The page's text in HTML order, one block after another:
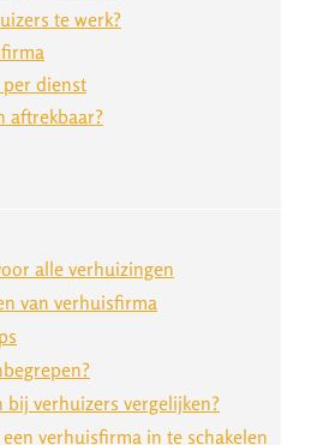
te werk?
dienst
aftrekbaar?
alle verhuizingen
van verhuisfirma
bij verhuizers vergelijken?
verhuisfirma in te schakelen